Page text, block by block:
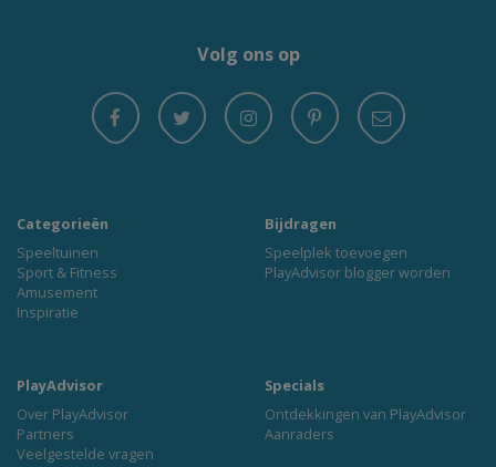
Volg ons op
Categorieën
Speeltuinen
Sport & Fitness
Amusement
Inspiratie
Bijdragen
Speelplek toevoegen
PlayAdvisor blogger worden
PlayAdvisor
Over PlayAdvisor
Partners
Veelgestelde vragen
Specials
Ontdekkingen van PlayAdvisor
Aanraders